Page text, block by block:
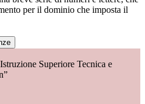
per il dominio che imposta il
Superiore Tecnica e